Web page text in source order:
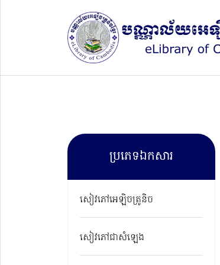
ប្រភេទឯកសារ
សៀវភៅអេឡិចត្រូនិច
សៀវភៅជាសំឡេង